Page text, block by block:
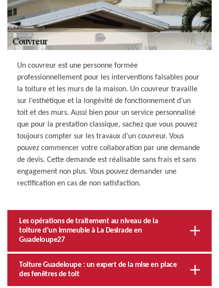
Un couvreur est une personne formée
professionnellement pour les interventions faisables pour
la toiture et les murs de la maison. Un couvreur travaille
sur l’esthétique et la longévité de fonctionnement d’un
toit et des murs. Aussi bien pour un service personnalisé
que pour la prestation classique, sachez que vous pouvez
toujours compter sur les travaux d’un couvreur. Vous
pouvez commencer votre collaboration par une demande
de devis. Cette demande est réalisable sans frais et sans
engagement non plus. Vous pouvez demander une
rectification en cas de non satisfaction.
Les opérations de traitement au niveau de la
toiture d'un immeuble à La Desirade en
Guadeloupe27
Toiture Guadeloupe : un expert de la mise en place
des fenêtres de toit